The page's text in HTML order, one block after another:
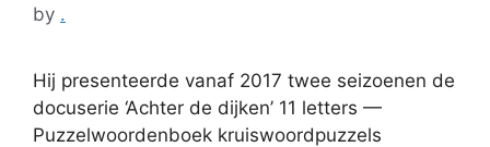
by .
Hij presenteerde vanaf 2017 twee seizoenen de
docuserie ‘Achter de dijken’ 11 letters —
Puzzelwoordenboek kruiswoordpuzzels